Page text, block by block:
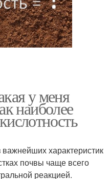
у меня
наиболее
характеристик
почвы чаще всего
реакцией.